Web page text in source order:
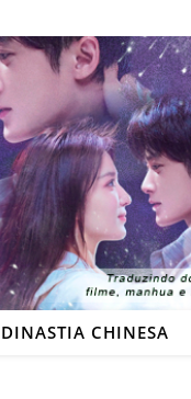
DINASTIA CHINESA